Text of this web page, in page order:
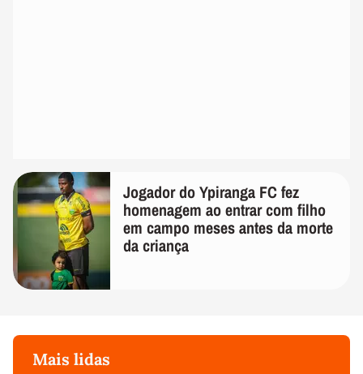
Jogador do Ypiranga FC fez
homenagem ao entrar com filho
em campo meses antes da morte
da criança
Mais lidas